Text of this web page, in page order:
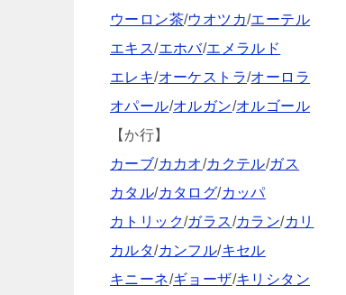
ウーロン茶/ウオツカ/エーテル
エキス/エホバ/エメラルド
エレキ/オーケストラ/オーロラ
オパール/オルガン/オルゴール
【か行】
カーブ/カカオ/カクテル/ガス
カタル/カタログ/カッパ
カトリック/ガラス/カラン/カリ
カルタ/カンフル/キセル
キニーネ/ギョーザ/キリシタン